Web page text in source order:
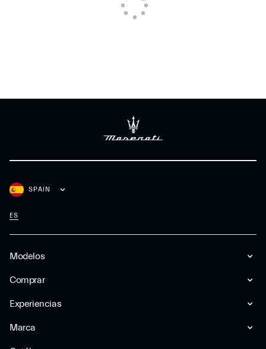
Modelos
Comprar
Experiencias
Marca
SPAIN
ES